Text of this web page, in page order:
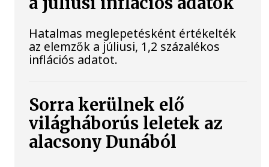
Hatalmas meglepetésként értékelték
az elemzők a júliusi, 1,2 százalékos
inflációs adatot.
Sorra kerülnek elő
világháborús leletek az
alacsony Dunából